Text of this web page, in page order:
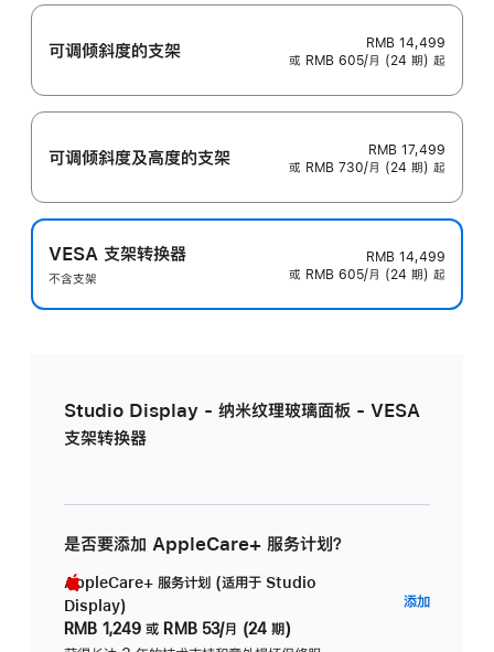
可调倾斜度的支架
RMB 14,499
或 RMB 605/月 (24 期) 起
可调倾斜度及高‍度的支‍架
RMB 17,499
或 RMB 730/月 (24 期) 起
VESA 支架转换器
不含支架
RMB 14,499
或 RMB 605/月 (24 期) 起
Studio Display - 纳米纹理玻璃面板 - VESA
支架转换器
是否要添加 AppleCare+ 服务计划？
AppleCare+ 服务计划 (适用于 Studio
Display)
RMB 1,249 或 RMB 53/月 (24 期)
添加